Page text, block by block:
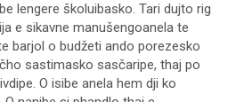
lengere školuibasko. Tari dujto rig
e sikavne manušengoanela te
barjol o budžeti ando porezesko
sastimasko sasčaripe, thaj po
O isibe anela hem dji ko